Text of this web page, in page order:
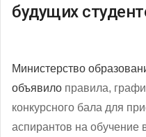
будущих
Министерство
объявило правила,
конкурсного бала для
аспирантов на обучение